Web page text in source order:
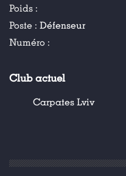
Poids :
Poste : Défenseur
Numéro :
Club actuel
Carpates Lviv